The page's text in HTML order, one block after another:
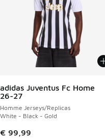
de € 99,99 à € 50,00
adidas Juventus Fc Home
26-27
Homme Jerseys/Replicas
White - Black - Gold
€ 99,99